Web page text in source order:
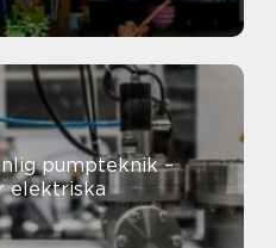
pumpteknik –
elektriska